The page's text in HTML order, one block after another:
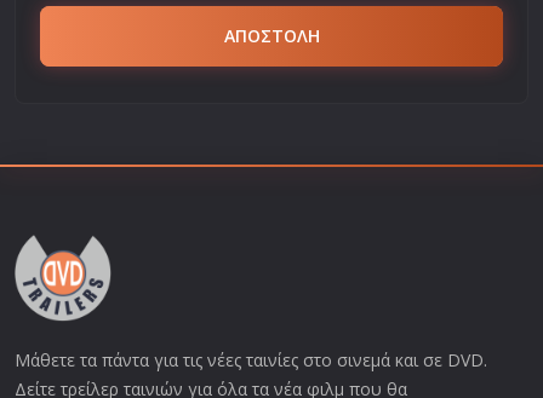
ΑΠΟΣΤΟΛΗ
Μάθετε τα πάντα για τις νέες ταινίες στο σινεμά και σε DVD.
Δείτε τρείλερ ταινιών για όλα τα νέα φιλμ που θα